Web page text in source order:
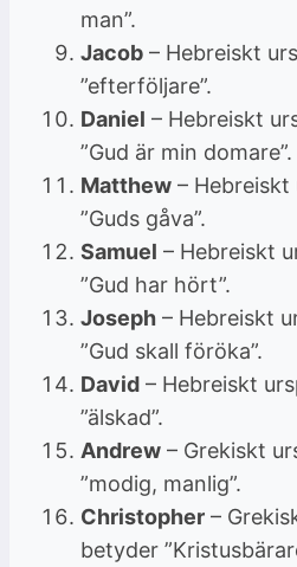
man”.
Jacob – Hebreiskt
”efterföljare”.
Daniel – Hebreiskt
”Gud är min domare”.
Matthew –
”Guds gåva”.
Samuel – Hebreiskt
”Gud har hört”.
Joseph – Hebreiskt
”Gud skall föröka”.
David – Hebreiskt
”älskad”.
Andrew – Grekiskt
”modig, manlig”.
Christopher –
betyder